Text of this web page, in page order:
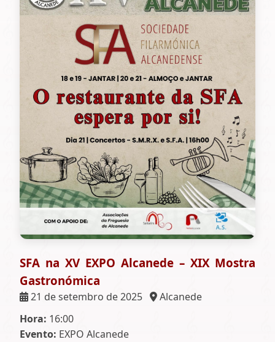
SFA na XV EXPO Alcanede – XIX Mostra
Gastronómica
21 de setembro de 2025
Alcanede
Hora: 16:00
Evento: EXPO Alcanede